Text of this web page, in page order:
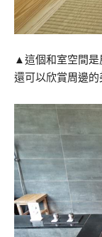
▲這個和室空間是
還可以欣賞周邊的